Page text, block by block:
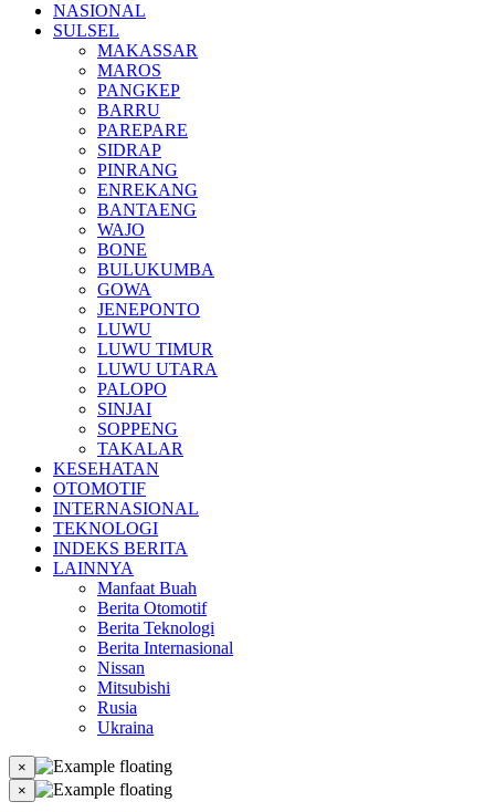
NASIONAL
SULSEL
MAKASSAR
MAROS
PANGKEP
BARRU
PAREPARE
SIDRAP
PINRANG
ENREKANG
BANTAENG
WAJO
BONE
BULUKUMBA
GOWA
JENEPONTO
LUWU
LUWU TIMUR
LUWU UTARA
PALOPO
SINJAI
SOPPENG
TAKALAR
KESEHATAN
OTOMOTIF
INTERNASIONAL
TEKNOLOGI
INDEKS BERITA
LAINNYA
Manfaat Buah
Berita Otomotif
Berita Teknologi
Berita Internasional
Nissan
Mitsubishi
Rusia
Ukraina
×
×